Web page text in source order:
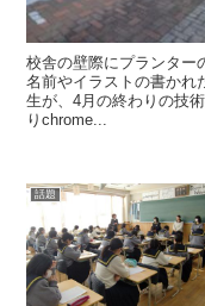
校舎の壁際にプランタ
名前やイラストの書かれ
生が、4月の終わりの技
りchrome...
話題